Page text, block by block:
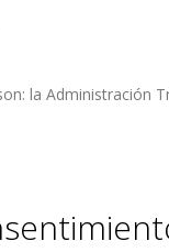
la Administración